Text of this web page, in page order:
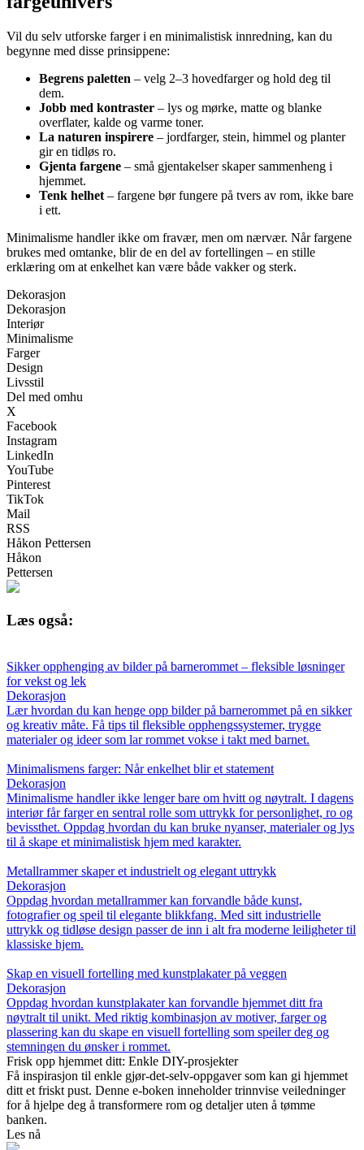
Vil du selv utforske farger i en minimalistisk innredning, kan du
begynne med disse prinsippene:
Begrens paletten – velg 2–3 hovedfarger og hold deg til
dem.
Jobb med kontraster – lys og mørke, matte og blanke
overflater, kalde og varme toner.
La naturen inspirere – jordfarger, stein, himmel og planter
gir en tidløs ro.
Gjenta fargene – små gjentakelser skaper sammenheng i
hjemmet.
Tenk helhet – fargene bør fungere på tvers av rom, ikke bare
i ett.
Minimalisme handler ikke om fravær, men om nærvær. Når fargene
brukes med omtanke, blir de en del av fortellingen – en stille
erklæring om at enkelhet kan være både vakker og sterk.
Dekorasjon
Dekorasjon
Interiør
Minimalisme
Farger
Design
Livsstil
Del med omhu
X
Facebook
Instagram
LinkedIn
YouTube
Pinterest
TikTok
Mail
RSS
Håkon Pettersen
Håkon
Pettersen
Læs også:
Sikker opphenging av bilder på barnerommet – fleksible løsninger
for vekst og lek
Dekorasjon
Lær hvordan du kan henge opp bilder på barnerommet på en sikker
og kreativ måte. Få tips til fleksible opphengssystemer, trygge
materialer og ideer som lar rommet vokse i takt med barnet.
Minimalismens farger: Når enkelhet blir et statement
Dekorasjon
Minimalisme handler ikke lenger bare om hvitt og nøytralt. I dagens
interiør får farger en sentral rolle som uttrykk for personlighet, ro og
bevissthet. Oppdag hvordan du kan bruke nyanser, materialer og lys
til å skape et minimalistisk hjem med karakter.
Metallrammer skaper et industrielt og elegant uttrykk
Dekorasjon
Oppdag hvordan metallrammer kan forvandle både kunst,
fotografier og speil til elegante blikkfang. Med sitt industrielle
uttrykk og tidløse design passer de inn i alt fra moderne leiligheter til
klassiske hjem.
Skap en visuell fortelling med kunstplakater på veggen
Dekorasjon
Oppdag hvordan kunstplakater kan forvandle hjemmet ditt fra
nøytralt til unikt. Med riktig kombinasjon av motiver, farger og
plassering kan du skape en visuell fortelling som speiler deg og
stemningen du ønsker i rommet.
Frisk opp hjemmet ditt: Enkle DIY-prosjekter
Få inspirasjon til enkle gjør-det-selv-oppgaver som kan gi hjemmet
ditt et friskt pust. Denne e-boken inneholder trinnvise veiledninger
for å hjelpe deg å transformere rom og detaljer uten å tømme
banken.
Les nå